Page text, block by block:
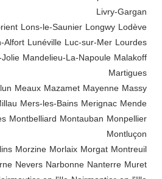
Livry-Gargan
Lodève
Longwy
Lons-le-Saunier
Lourdes
Luc-sur-Mer
Lunéville
Alfort
Malakoff
Mandelieu-La-Napoule
Martigues
Massy
Mayenne
Mazamet
Meaux
Mende
Merignac
Mers-les-Bains
Monpellier
Montauban
Montbelliard
Montluçon
Montreuil
Morgat
Morlaix
Morzine
Muret
Nanterre
Narbonne
Nevers